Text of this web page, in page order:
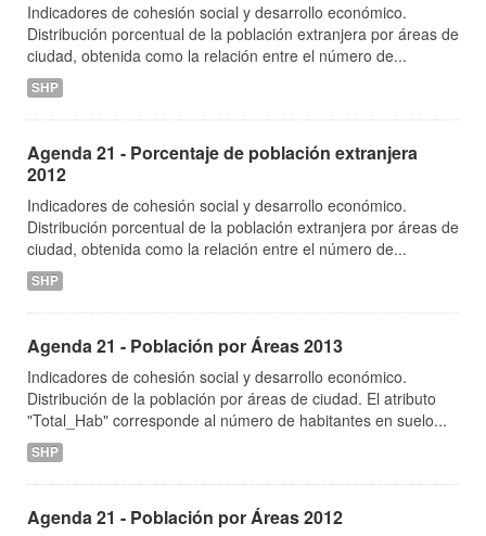
Indicadores de cohesión social y desarrollo económico.
Distribución porcentual de la población extranjera por áreas de
ciudad, obtenida como la relación entre el número de...
SHP
Agenda 21 - Porcentaje de población extranjera
2012
Indicadores de cohesión social y desarrollo económico.
Distribución porcentual de la población extranjera por áreas de
ciudad, obtenida como la relación entre el número de...
SHP
Agenda 21 - Población por Áreas 2013
Indicadores de cohesión social y desarrollo económico.
Distribución de la población por áreas de ciudad. El atributo
"Total_Hab" corresponde al número de habitantes en suelo...
SHP
Agenda 21 - Población por Áreas 2012